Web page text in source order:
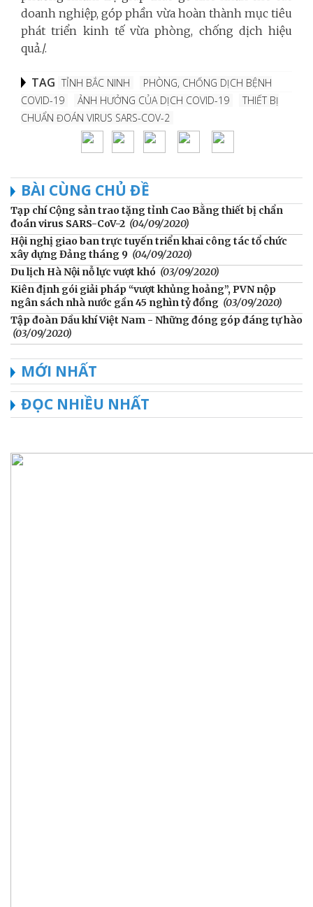
doanh nghiệp, góp phần vừa hoàn thành mục tiêu
phát triển kinh tế vừa phòng, chống dịch hiệu
quả./.
TAG TỈNH BẮC NINH
PHÒNG, CHỐNG DỊCH BỆNH
COVID-19
ẢNH HƯỞNG CỦA DỊCH COVID-19
THIẾT BỊ
CHUẨN ĐOÁN VIRUS SARS-COV-2
BÀI CÙNG CHỦ ĐỀ
Tạp chí Cộng sản trao tặng tỉnh Cao Bằng thiết bị chẩn
đoán virus SARS-CoV-2 (04/09/2020)
Hội nghị giao ban trực tuyến triển khai công tác tổ chức
xây dựng Đảng tháng 9 (04/09/2020)
Du lịch Hà Nội nỗ lực vượt khó (03/09/2020)
Kiên định gói giải pháp “vượt khủng hoảng”, PVN nộp
ngân sách nhà nước gần 45 nghìn tỷ đồng (03/09/2020)
Tập đoàn Dầu khí Việt Nam - Những đóng góp đáng tự hào
(03/09/2020)
MỚI NHẤT
ĐỌC NHIỀU NHẤT